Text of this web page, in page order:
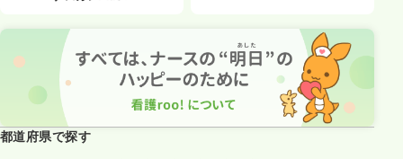
都道府県で探す